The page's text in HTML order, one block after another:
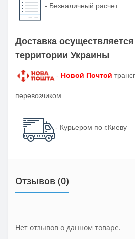
- Безналичный расчет
Доставка
территории Украины
- Новой Почтой
перевозчиком
- Курьером по г.Киеву
Отзывов (0)
Нет отзывов о данном товаре.